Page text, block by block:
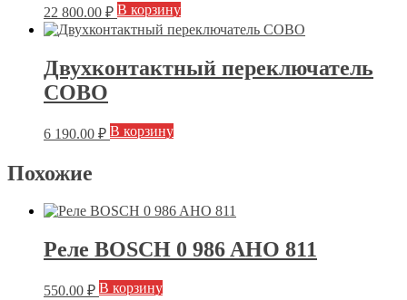
22 800.00 ₽ В корзину
Двухконтактный переключатель
COBO
6 190.00 ₽ В корзину
Похожие
Реле BOSCH 0 986 AHO 811
550.00 ₽ В корзину